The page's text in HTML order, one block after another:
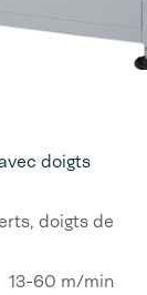
doigts
doigts de
13-60 m/min